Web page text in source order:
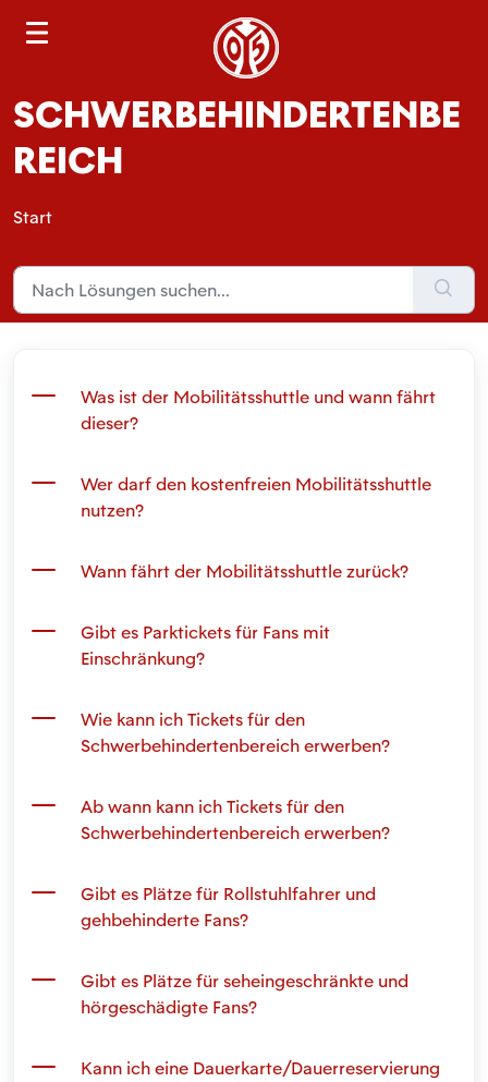
SCHWERBEHINDERTENBE
REICH
Start
Was ist der Mobilitätsshuttle und wann fährt
dieser?
Wer darf den kostenfreien Mobilitätsshuttle
nutzen?
Wann fährt der Mobilitätsshuttle zurück?
Gibt es Parktickets für Fans mit
Einschränkung?
Wie kann ich Tickets für den
Schwerbehindertenbereich erwerben?
Ab wann kann ich Tickets für den
Schwerbehindertenbereich erwerben?
Gibt es Plätze für Rollstuhlfahrer und
gehbehinderte Fans?
Gibt es Plätze für seheingeschränkte und
hörgeschädigte Fans?
Kann ich eine Dauerkarte/Dauerreservierung